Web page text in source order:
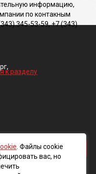
информацию,
по контакным
345-53-59, +7 (343)
к разделу
. Файлы cookie
вас, но